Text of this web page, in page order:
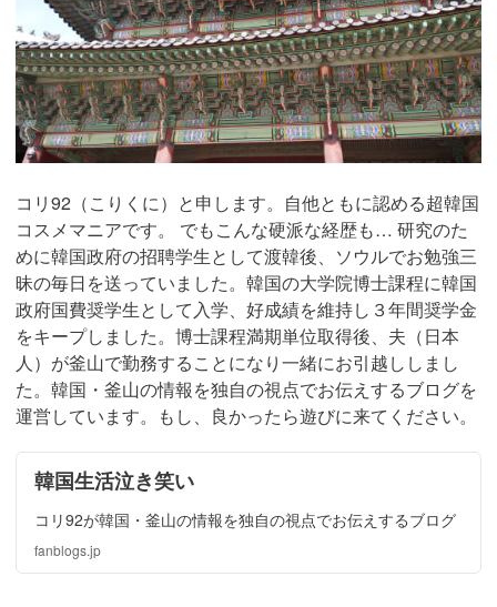
コリ92（こりくに）と申します。自他ともに認める超韓国
コスメマニアです。 でもこんな硬派な経歴も… 研究のた
めに韓国政府の招聘学生として渡韓後、ソウルでお勉強三
昧の毎日を送っていました。韓国の大学院博士課程に韓国
政府国費奨学生として入学、好成績を維持し３年間奨学金
をキープしました。博士課程満期単位取得後、夫（日本
人）が釜山で勤務することになり一緒にお引越ししまし
た。韓国・釜山の情報を独自の視点でお伝えするブログを
運営しています。もし、良かったら遊びに来てください。
韓国生活泣き笑い
コリ92が韓国・釜山の情報を独自の視点でお伝えするブログ
fanblogs.jp